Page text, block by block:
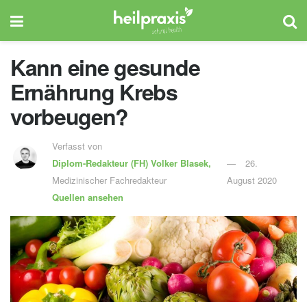
Kann eine gesunde
Ernährung Krebs
vorbeugen?
Verfasst von
Diplom-Redakteur (FH)Volker Blasek,
Medizinischer Fachredakteur
Quellen ansehen
26.
August 2020